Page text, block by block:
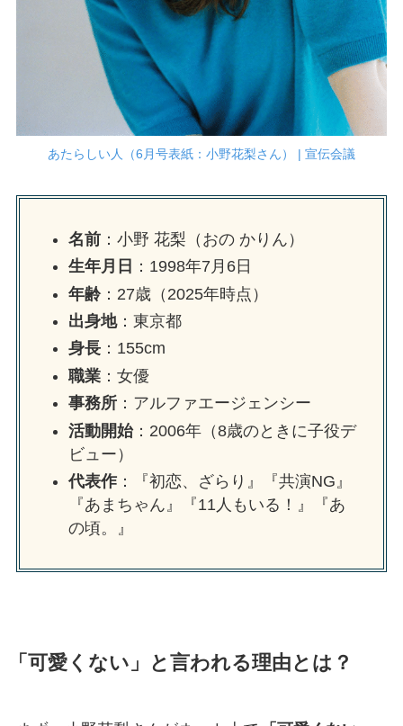
あたらしい人（6月号表紙：小野花梨さん） | 宣伝会議
名前：小野 花梨（おの かりん）
生年月日 ：1998年7月6日
年齢：27歳（2025年時点）
出身地：東京都
身長：155cm
職業：女優
事務所：アルファエージェンシー
活動開始：2006年（8歳のときに子役デ
ビュー）
代表作：『初恋、ざらり』『共演NG』
『あまちゃん』『11人もいる！』『あ
の頃。』
「可愛くない」と言われる理由とは？